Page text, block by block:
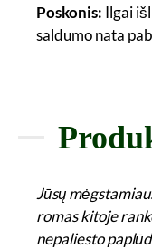
Poskonis: Ilgai
saldumo nata
Jūsų
romas kitoje
nepaliesto